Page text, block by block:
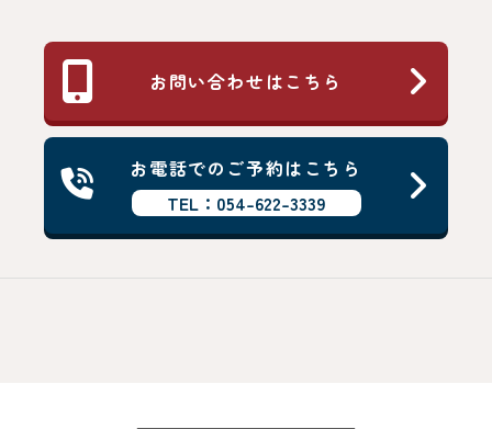
お問い合わせはこちら
お電話でのご予約はこちら
TEL：054-622-3339